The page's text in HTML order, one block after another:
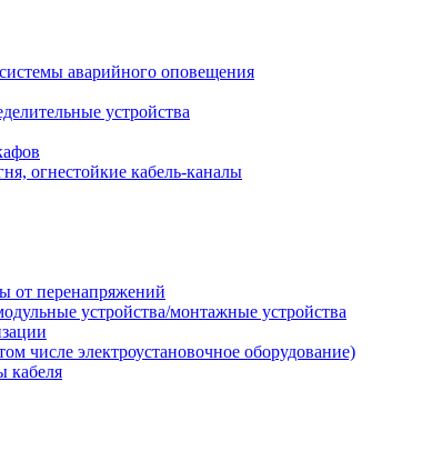
аварийного оповещения
устройства
огнестойкие кабель-каналы
от перенапряжений
устройства/монтажные устройства
числе электроустановочное оборудование)
кабеля